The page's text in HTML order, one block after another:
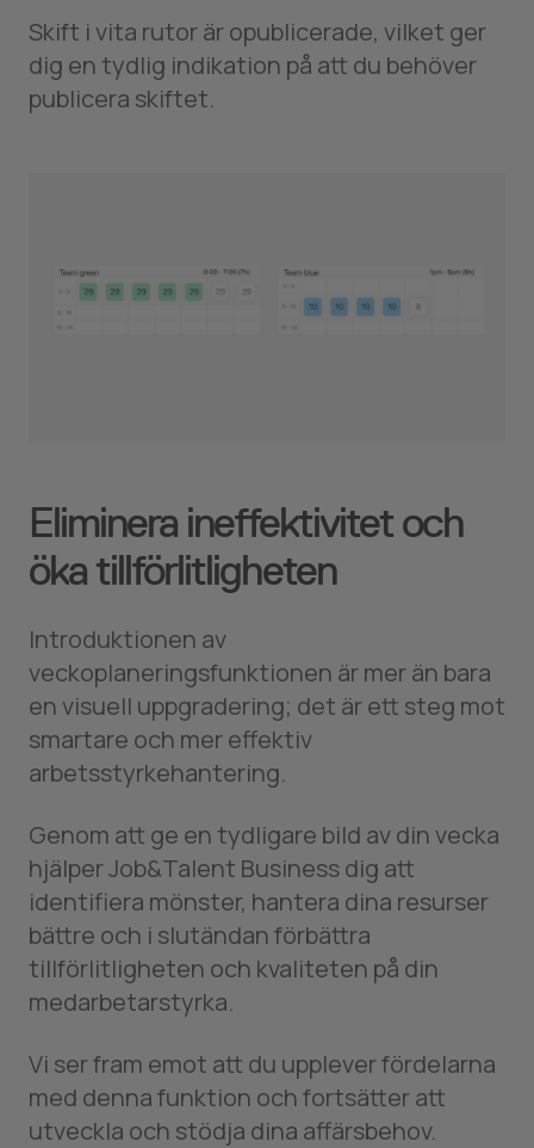
Skift i vita rutor är opublicerade, vilket ger
dig en tydlig indikation på att du behöver
publicera skiftet.
Eliminera ineffektivitet och
öka tillförlitligheten
Introduktionen av
veckoplaneringsfunktionen är mer än bara
en visuell uppgradering; det är ett steg mot
smartare och mer effektiv
arbetsstyrkehantering.
Genom att ge en tydligare bild av din vecka
hjälper Job&Talent Business dig att
identifiera mönster, hantera dina resurser
bättre och i slutändan förbättra
tillförlitligheten och kvaliteten på din
medarbetarstyrka.
Vi ser fram emot att du upplever fördelarna
med denna funktion och fortsätter att
utveckla och stödja dina affärsbehov.